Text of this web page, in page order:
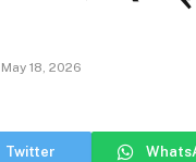
May 18, 2026
Twitter